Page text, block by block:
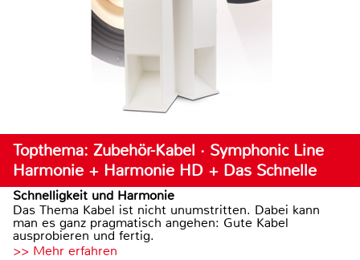
Topthema: Zubehör-Kabel · Symphonic Line
Harmonie + Harmonie HD + Das Schnelle
Schnelligkeit und Harmonie
Das Thema Kabel ist nicht unumstritten. Dabei kann
man es ganz pragmatisch angehen: Gute Kabel
ausprobieren und fertig.
>> Mehr erfahren